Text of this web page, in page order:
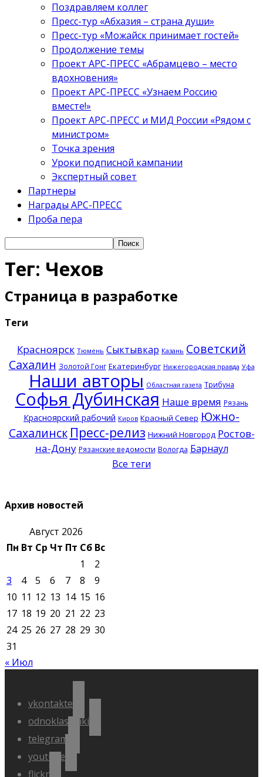
Поздравляем коллег
Пресс-тур «Абхазия – страна души»
Пресс-тур «Можайск принимает гостей»
Продолжение темы
Проект АРС-ПРЕСС «Абрамцево – место
вдохновения»
Проект АРС-ПРЕСС «Узнаем Россию
вместе!»
Проект АРС-ПРЕСС и МИД России «Рядом с
министром»
Точка зрения
Уроки подписной кампании
Экспертный совет
Партнеры
Награды АРС-ПРЕСС
Проба пера
Тег: Чехов
Страница в разработке
Теги
Красноярск Тюмень Сыктывкар Казань Советский
Сахалин Золотой Гонг Екатеринбург Нижегородская правда Уфа
Наши авторы Областная газета Трибуна
Софья Дубинская Наше время Рязань
Красноярский рабочий Киров Красный Север Южно-
Сахалинск Пресс-релиз Нижний Новгород Ростов-
на-Дону Рязанские ведомости Вологда Барнаул
Все теги
Архив новостей
Август 2026
Пн Вт Ср Чт Пт Сб Вс
1
2
3
4 5 6 7 8
9
10 11 12 13 14 15 16
17 18 19 20 21 22 23
24 25 26 27 28 29 30
31
« Июл
vkontakte
odnoklassniki
telegram
youtube
flickr